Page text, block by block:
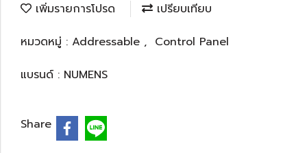
เพิ่มรายการโปรด
เปรียบเทียบ
หมวดหมู่ : Addressable , Control Panel
แบรนด์ : NUMENS
Share